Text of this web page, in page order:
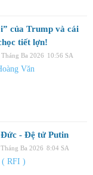
của Trump và cái
tiết lợn!
Ba 2026 10:56 SA
Văn
- Đệ tử Putin
Ba 2026 8:04 SA
RFI )